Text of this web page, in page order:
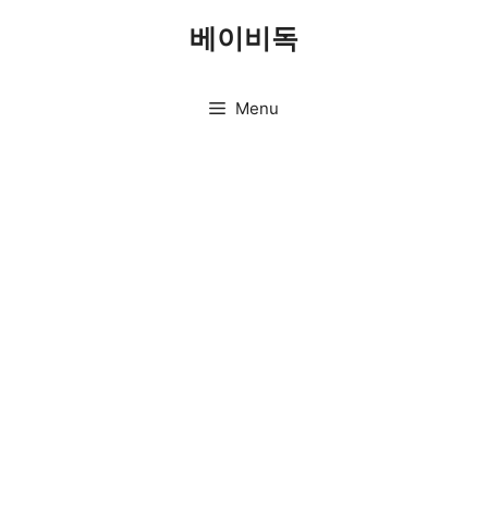
베이비독
Menu